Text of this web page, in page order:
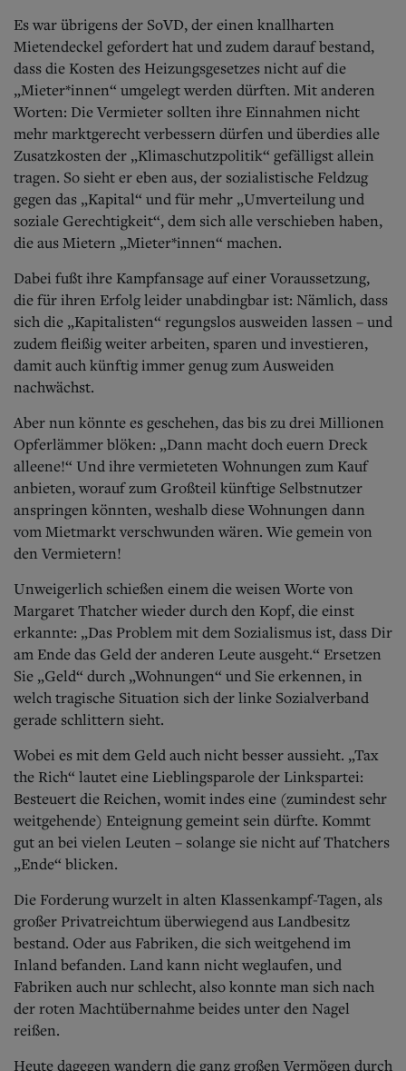
Es war übrigens der SoVD, der einen knallharten
Mietendeckel gefordert hat und zudem darauf bestand,
dass die Kosten des Heizungsgesetzes nicht auf die
„Mieter*innen“ umgelegt werden dürften. Mit anderen
Worten: Die Vermieter sollten ihre Einnahmen nicht
mehr marktgerecht verbessern dürfen und überdies alle
Zusatzkosten der „Klimaschutzpolitik“ gefälligst allein
tragen. So sieht er eben aus, der sozialistische Feldzug
gegen das „Kapital“ und für mehr „Umverteilung und
soziale Gerechtigkeit“, dem sich alle verschieben haben,
die aus Mietern „Mieter*innen“ machen.
Dabei fußt ihre Kampfansage auf einer Voraussetzung,
die für ihren Erfolg leider unabdingbar ist: Nämlich, dass
sich die „Kapitalisten“ regungslos ausweiden lassen – und
zudem fleißig weiter arbeiten, sparen und investieren,
damit auch künftig immer genug zum Ausweiden
nachwächst.
Aber nun könnte es geschehen, das bis zu drei Millionen
Opferlämmer blöken: „Dann macht doch euern Dreck
alleene!“ Und ihre vermieteten Wohnungen zum Kauf
anbieten, worauf zum Großteil künftige Selbstnutzer
anspringen könnten, weshalb diese Wohnungen dann
vom Mietmarkt verschwunden wären. Wie gemein von
den Vermietern!
Unweigerlich schießen einem die weisen Worte von
Margaret Thatcher wieder durch den Kopf, die einst
erkannte: „Das Problem mit dem Sozialismus ist, dass Dir
am Ende das Geld der anderen Leute ausgeht.“ Ersetzen
Sie „Geld“ durch „Wohnungen“ und Sie erkennen, in
welch tragische Situation sich der linke Sozialverband
gerade schlittern sieht.
Wobei es mit dem Geld auch nicht besser aussieht. „Tax
the Rich“ lautet eine Lieblingsparole der Linkspartei:
Besteuert die Reichen, womit indes eine (zumindest sehr
weitgehende) Enteignung gemeint sein dürfte. Kommt
gut an bei vielen Leuten – solange sie nicht auf Thatchers
„Ende“ blicken.
Die Forderung wurzelt in alten Klassenkampf-Tagen, als
großer Privatreichtum überwiegend aus Landbesitz
bestand. Oder aus Fabriken, die sich weitgehend im
Inland befanden. Land kann nicht weglaufen, und
Fabriken auch nur schlecht, also konnte man sich nach
der roten Machtübernahme beides unter den Nagel
reißen.
Heute dagegen wandern die ganz großen Vermögen durch